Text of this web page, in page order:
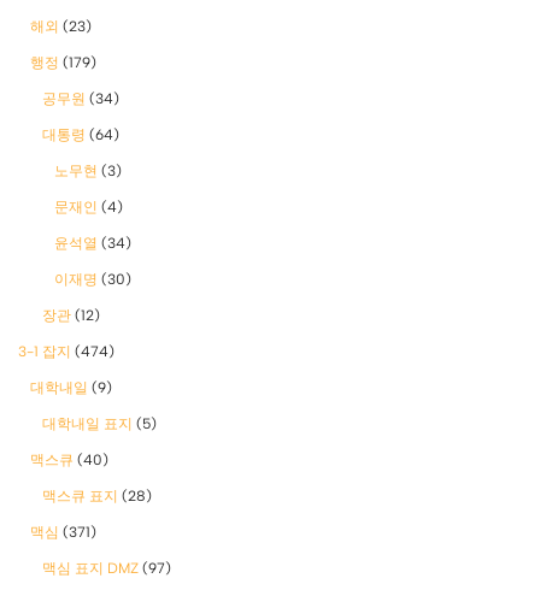
해외 (23)
행정 (179)
공무원 (34)
대통령 (64)
노무현 (3)
문재인 (4)
윤석열 (34)
이재명 (30)
장관 (12)
3-1 잡지 (474)
대학내일 (9)
대학내일 표지 (5)
맥스큐 (40)
맥스큐 표지 (28)
맥심 (371)
맥심 표지 DMZ (97)